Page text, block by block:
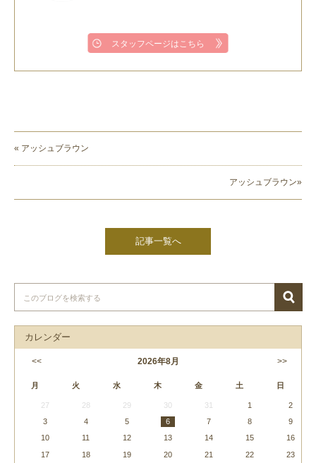
スタッフページはこちら
« アッシュブラウン
アッシュブラウン»
記事一覧へ
カレンダー
2026年8月
<< >>
月 火 水 木 金 土 日
27 28 29 30 31 1
2
3
4 5 6 7 8
9
10
11 12 13 14 15
16
17
18 19 20 21 22
23